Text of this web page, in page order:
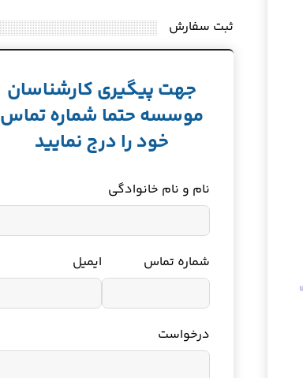
ثبت سفارش
جهت پیگیری کارشناسان
موسسه حتما شماره تماس
خود را درج نمایید
نام و نام خانوادگی
شماره تماس ایمیل
درخواست